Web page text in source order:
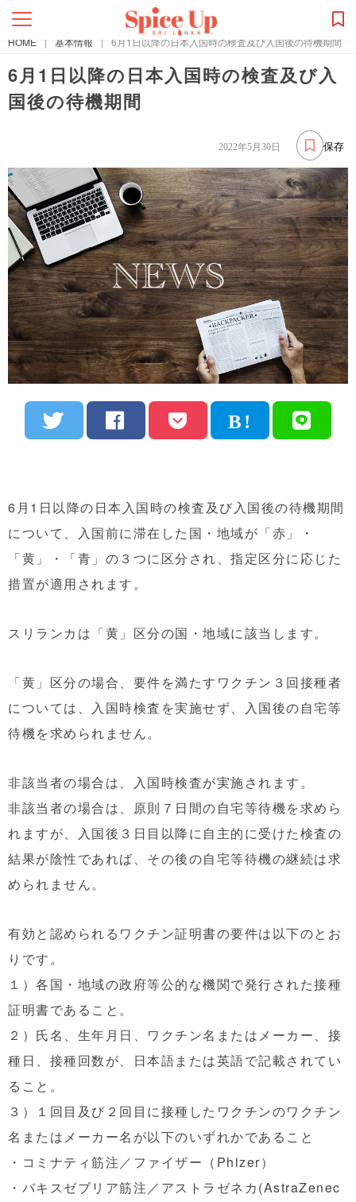
HOME | 基本情報 | 6月1日以降の日本入国時の検査及び入国後の待機期間
6月1日以降の日本入国時の検査及び入
国後の待機期間
保存
2022年5月30日
6月1日以降の日本入国時の検査及び入国後の待機期間
について、
入国前に滞在した国・地域が「赤」・
「黄」・「青」の３つに区分 され、指定区分に応じた
措置が適用されます。
スリランカは「黄」区分の国・地域に該当します。
「黄」区分の場合、要件を満たすワクチン３回接種者
については、入国時検査 を実施せず、入国後の自宅等
待機を求められません。
非該当者の場合は、入国時検査が実施されます。
非該当者の場合は、原則７日間の自宅等待機を求めら
れますが、入国後３日目以降に自主的に受けた検査の
結果が陰性であれば、その後の自宅等待機の継続は求
められません。
有効と認められるワクチン証明書の要件は以下のとお
りです。
１）各国・地域の政府等公的な機関で発行された接種
証明書であること 。
２）氏名、生年月日、ワクチン名またはメーカー、接
種日、接種回数が、日本語または英語で記載されてい
ること。
３）１回目及び２回目に接種したワクチンのワクチン
名またはメーカー名が以下のいずれかであること
・コミナティ筋注／ファイザー（Phizer）
・バキスゼブリア筋注／アストラゼネカ(AstraZenec